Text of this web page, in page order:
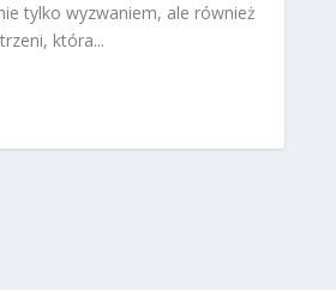
tylko wyzwaniem, ale również
która...